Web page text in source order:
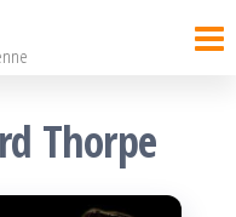
Thorpe